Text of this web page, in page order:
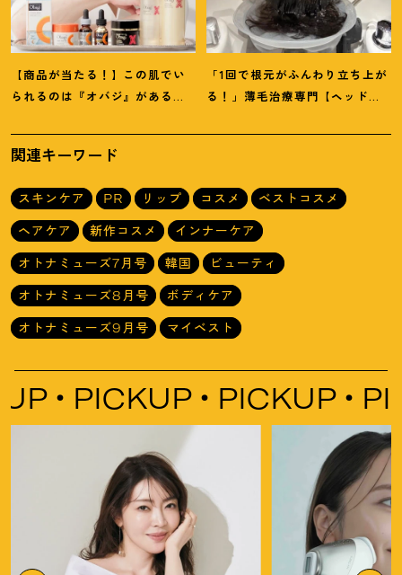
【商品が当たる ！ 】この肌でい
られるのは『オバジ』があるか
バジレシピ」
「1回で根元がふんわり立ち上が
る ！ 」薄毛治療専門【ヘッドス
感動
関連キーワード
スキンケア PR リップ コスメ
ベストコスメ
ヘアケア
新作コスメ
インナーケア
オトナミューズ7月号
韓国
ビューティ
オトナミューズ8月号
ボディケア
オトナミューズ9月号
マイベスト
PICKUP PICKUP